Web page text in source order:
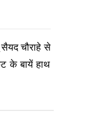
सैयद चौराहे से
के बायें हाथ